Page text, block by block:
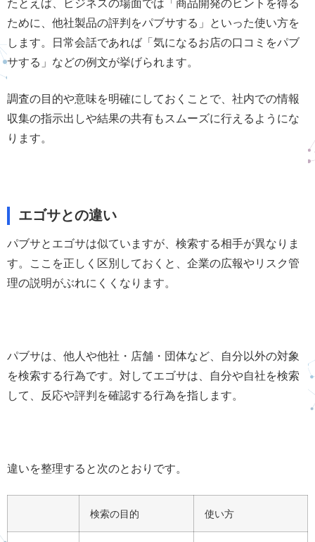
たとえば、ビジネスの場面では「商品開発のヒントを得る
ために、他社製品の評判をパブサする」といった使い方を
します。日常会話であれば「気になるお店の口コミをパブ
サする」などの例文が挙げられます。
調査の目的や意味を明確にしておくことで、社内での情報
収集の指示出しや結果の共有もスムーズに行えるようにな
ります。
エゴサとの違い
パブサとエゴサは似ていますが、検索する相手が異なりま
す。ここを正しく区別しておくと、企業の広報やリスク管
理の説明がぶれにくくなります。
パブサは、他人や他社・店舗・団体など、自分以外の対象
を検索する行為です。対してエゴサは、自分や自社を検索
して、反応や評判を確認する行為を指します。
違いを整理すると次のとおりです。
検索の目的 使い方